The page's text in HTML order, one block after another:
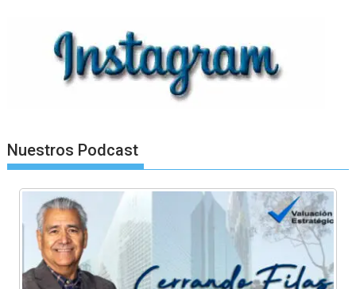
Nuestros Podcast